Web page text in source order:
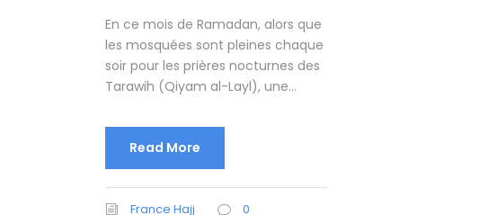
En ce mois de Ramadan, alors que
les mosquées sont pleines chaque
soir pour les prières nocturnes des
Tarawih (Qiyam al-Layl), une...
Read More
France Hajj 0